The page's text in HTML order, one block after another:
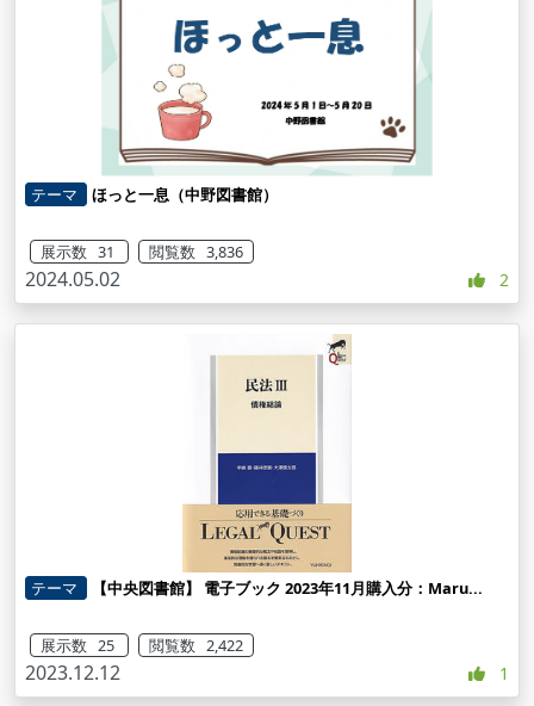
テーマ ほっと一息（中野図書館）
展示数 31 閲覧数 3,836
2024.05.02 2
テーマ 【中央図書館】 電子ブック 2023年11月購入分：Maru...
展示数 25 閲覧数 2,422
2023.12.12 1